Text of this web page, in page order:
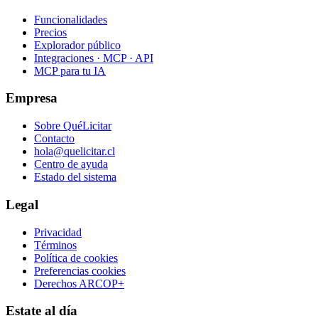
Funcionalidades
Precios
Explorador público
Integraciones · MCP · API
MCP para tu IA
Empresa
Sobre QuéLicitar
Contacto
hola@quelicitar.cl
Centro de ayuda
Estado del sistema
Legal
Privacidad
Términos
Política de cookies
Preferencias cookies
Derechos ARCOP+
Estate al día